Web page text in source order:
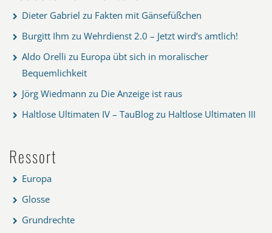
Dieter Gabriel zu Fakten mit Gänsefüßchen
Burgitt Ihm zu Wehrdienst 2.0 – Jetzt wird’s amtlich!
Aldo Orelli zu Europa übt sich in moralischer
Bequemlichkeit
Jörg Wiedmann zu Die Anzeige ist raus
Haltlose Ultimaten IV – TauBlog zu Haltlose Ultimaten III
Ressort
Europa
Glosse
Grundrechte